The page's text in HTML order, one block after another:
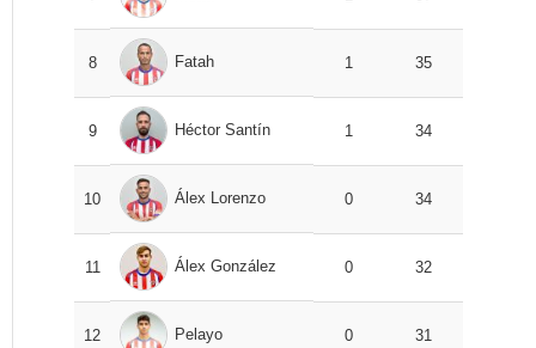
8 Fatah 1 35
9 Héctor Santín 1 34
10 Álex Lorenzo 0 34
11 Álex González 0 32
12 Pelayo 0 31